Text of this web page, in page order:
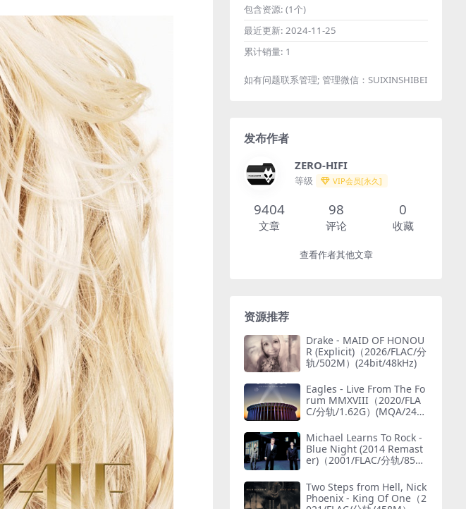
包含资源: (1个)
最近更新: 2024-11-25
累计销量: 1
如有问题联系管理; 管理微信：SUIXINSHIBEI
发布作者
ZERO-HIFI
等级 VIP会员[永久]
9404
文章
98
评论
0
收藏
查看作者其他文章
资源推荐
Drake - MAID OF HONOU
R (Explicit)（2026/FLAC/分
轨/502M）(24bit/48kHz)
Eagles - Live From The Fo
rum MMXVIII（2020/FLA
C/分轨/1.62G）(MQA/24bi
Michael Learns To Rock -
Blue Night (2014 Remast
er)（2001/FLAC/分轨/859
Two Steps from Hell, Nick
Phoenix - King Of One（2